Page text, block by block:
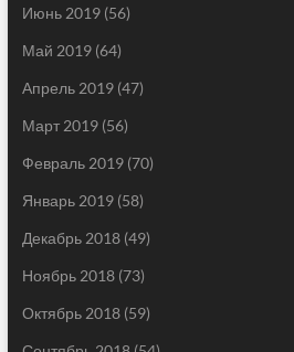
Июнь 2019(56)
Май 2019(64)
Апрель 2019(47)
Март 2019(56)
Февраль 2019(70)
Январь 2019(58)
Декабрь 2018(49)
Ноябрь 2018(73)
Октябрь 2018(59)